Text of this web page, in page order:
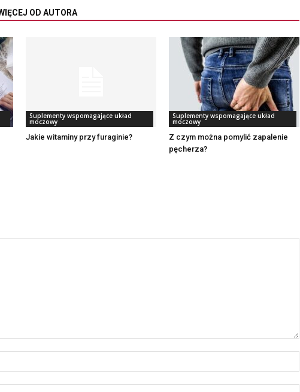
OD AUTORA
Suplementy wspomagające układ
moczowy
Jakie witaminy przy furaginie?
Suplementy wspomagające układ
moczowy
Z czym można pomylić zapalenie
pęcherza?